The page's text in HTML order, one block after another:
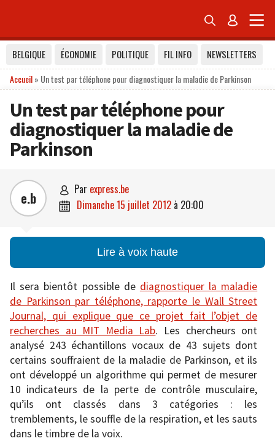
 
BELGIQUE ÉCONOMIE POLITIQUE FIL INFO
NEWSLETTERS
Accueil» Un test par téléphone pour diagnostiquer la maladie de Parkinson
Un test par téléphone pour
diagnostiquer la maladie de
Parkinson
e.b  par express.be
 dimanche 15 juillet 2012 à 20:00
Lire à voix haute
Il sera bientôt possible de diagnostiquer la maladie
de Parkinson par téléphone, rapporte le Wall Street
Journal, qui explique que ce projet fait l’objet de
recherches au MIT Media Lab. Les chercheurs ont
analysé 243 échantillons vocaux de 43 sujets dont
certains souffraient de la maladie de Parkinson, et ils
ont développé un algorithme qui permet de mesurer
10 indicateurs de la perte de contrôle musculaire,
qu’ils ont classés dans 3 catégories : les
tremblements, le souffle de la respiration, et les sauts
dans le timbre de la voix.